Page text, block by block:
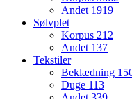
Andet 1919
Sølvplet
Korpus 212
Andet 137
Tekstiler
Beklædning
Duge 113